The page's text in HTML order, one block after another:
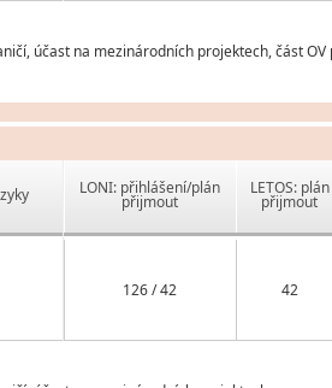
účast na mezinárodních projektech, část
LONI: přihlášení/plán
přijmout
LETOS: plán
přijmout
126 / 42 42